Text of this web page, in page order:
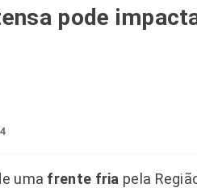
pode
uma frente fria pela